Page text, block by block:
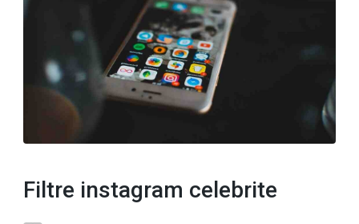
Filtre instagram celebrite